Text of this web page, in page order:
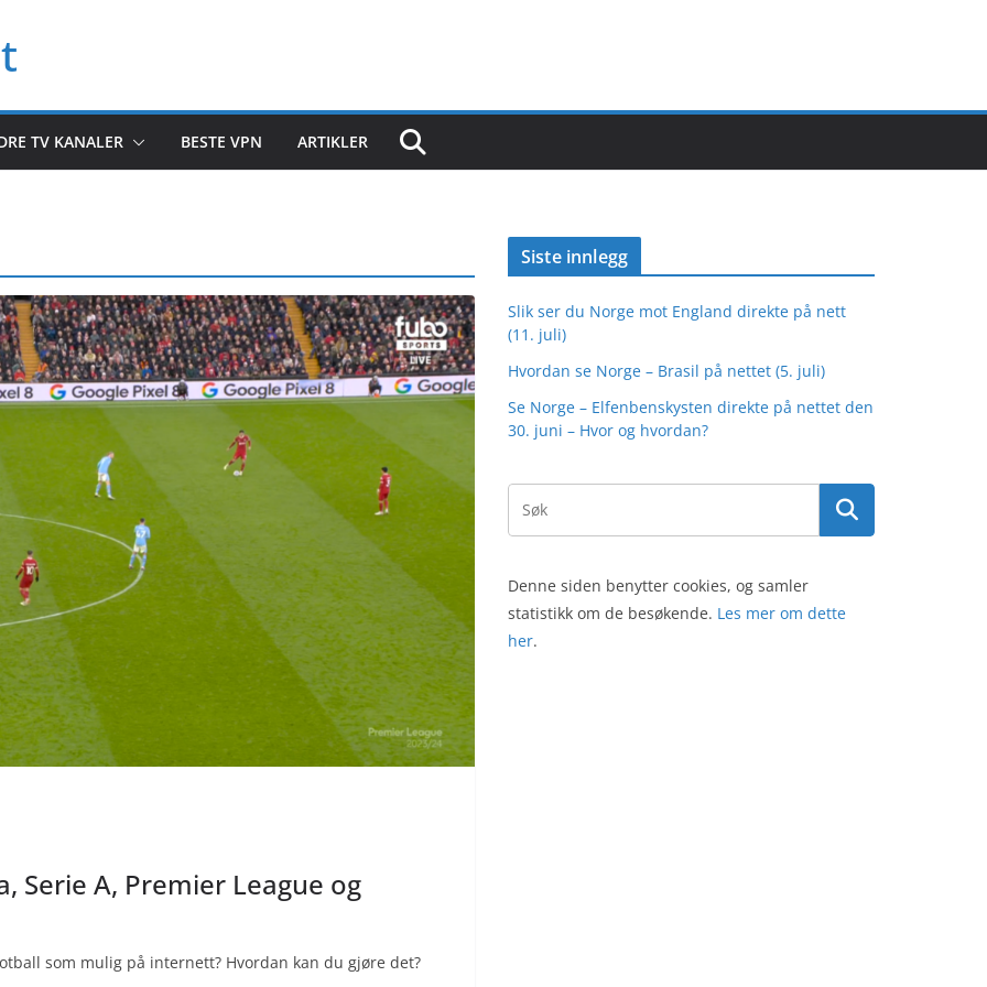
TV KANALER BESTE VPN ARTIKLER
Serie A, Premier League og
som mulig på internett? Hvordan kan du gjøre det?
Siste innlegg
Slik ser du Norge mot England direkte på nett
(11. juli)
Hvordan se Norge – Brasil på nettet (5. juli)
Se Norge – Elfenbenskysten direkte på nettet den
30. juni – Hvor og hvordan?
Denne siden benytter cookies, og samler
statistikk om de besøkende. Les mer om dette
her.